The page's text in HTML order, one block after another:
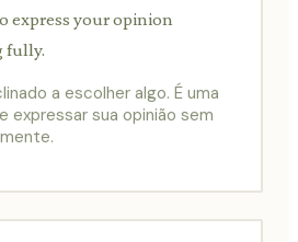
express your opinion
fully.
a escolher algo. É uma
expressar sua opinião sem